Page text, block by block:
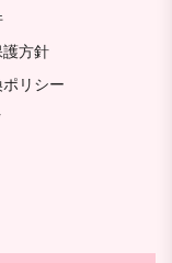
方針
リシー